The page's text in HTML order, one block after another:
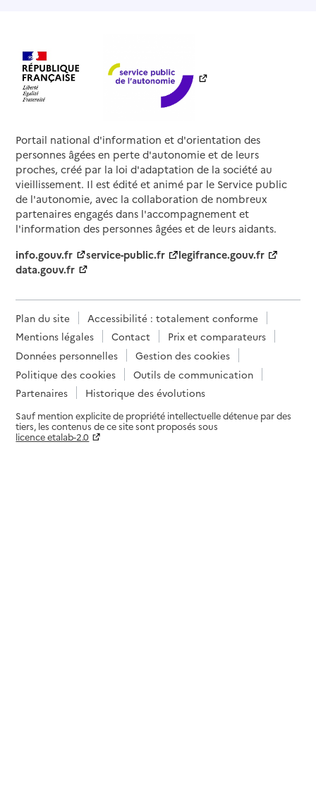
Portail national d'information et d'orientation des
personnes âgées en perte d'autonomie et de leurs
proches, créé par la loi d'adaptation de la société au
vieillissement. Il est édité et animé par le Service public
de l'autonomie, avec la collaboration de nombreux
partenaires engagés dans l'accompagnement et
l'information des personnes âgées et de leurs aidants.
info.gouv.fr
service-public.fr
legifrance.gouv.fr
data.gouv.fr
Plan du site
Accessibilité : totalement conforme
Mentions légales
Contact
Prix et comparateurs
Données personnelles
Gestion des cookies
Politique des cookies
Outils de communication
Partenaires
Historique des évolutions
Sauf mention explicite de propriété intellectuelle détenue par des
tiers, les contenus de ce site sont proposés sous
licence etalab-2.0